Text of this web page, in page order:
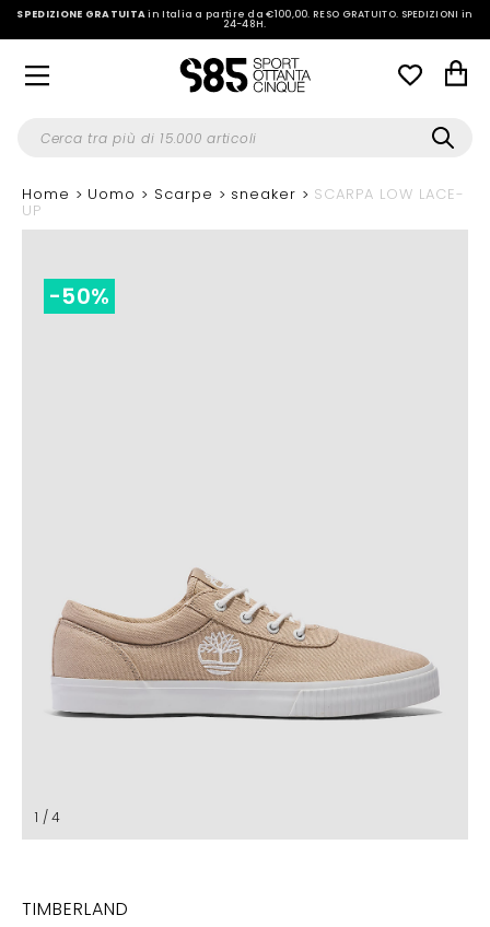
SPEDIZIONE GRATUITAin Italia a partire da €100,00.RESO GRATUITO. SPEDIZIONI in
24-48H.
Home Uomo Scarpe sneaker SCARPA LOW LACE-
UP
1 / 4
-50%
TIMBERLAND